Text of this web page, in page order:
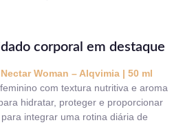
corporal em destaque
Woman – Alqvimia | 50 ml
com textura nutritiva e aroma
hidratar, proteger e proporcionar
integrar uma rotina diária de